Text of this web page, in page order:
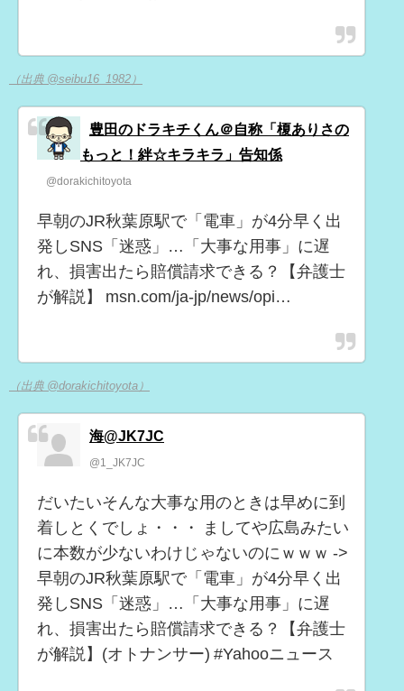
（出典 @seibu16_1982）
豊田のドラキチくん＠自称「榎ありさの
もっと！絆☆キラキラ」告知係
@dorakichitoyota
早朝のJR秋葉原駅で「電車」が4分早く出
発しSNS「迷惑」…「大事な用事」に遅
れ、損害出たら賠償請求できる？【弁護士
が解説】 msn.com/ja-jp/news/opi…
（出典 @dorakichitoyota）
海@JK7JC
@1_JK7JC
だいたいそんな大事な用のときは早めに到
着しとくでしょ・・・ ましてや広島みたい
に本数が少ないわけじゃないのにｗｗｗ ->
早朝のJR秋葉原駅で「電車」が4分早く出
発しSNS「迷惑」…「大事な用事」に遅
れ、損害出たら賠償請求できる？【弁護士
が解説】(オトナンサー) #Yahooニュース